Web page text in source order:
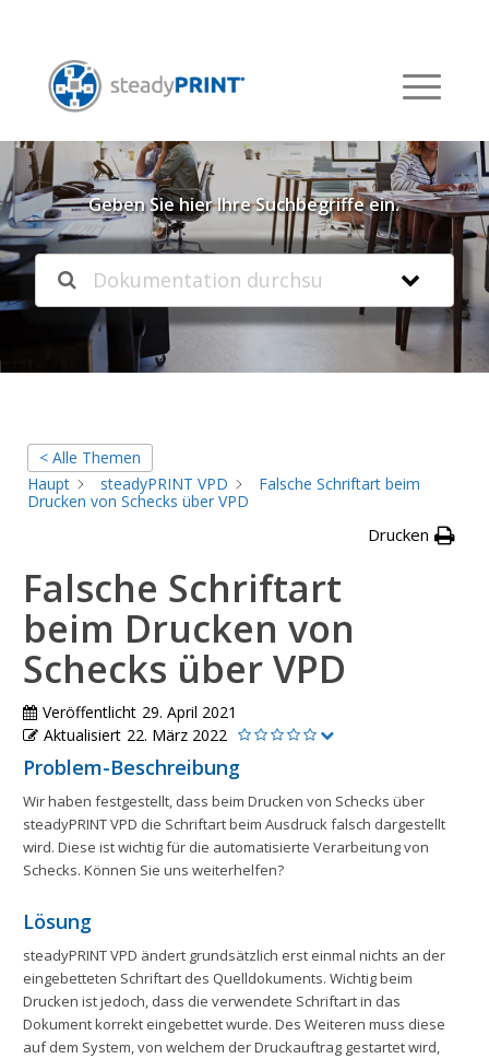
Willkommen in unserer
Knowledgebase
Geben Sie hier Ihre Suchbegriffe ein.
< Alle Themen
Haupt
steadyPRINT VPD
Falsche Schriftart beim
Drucken von Schecks über VPD
Drucken
Falsche Schriftart
beim Drucken von
Schecks über VPD
Veröffentlicht 29. April 2021
Aktualisiert 22. März 2022
Problem-Beschreibung
Wir haben festgestellt, dass beim Drucken von Schecks über
steadyPRINT VPD die Schriftart beim Ausdruck falsch dargestellt
wird. Diese ist wichtig für die automatisierte Verarbeitung von
Schecks. Können Sie uns weiterhelfen?
Lösung
steadyPRINT VPD ändert grundsätzlich erst einmal nichts an der
eingebetteten Schriftart des Quelldokuments. Wichtig beim
Drucken ist jedoch, dass die verwendete Schriftart in das
Dokument korrekt eingebettet wurde. Des Weiteren muss diese
auf dem System, von welchem der Druckauftrag gestartet wird,